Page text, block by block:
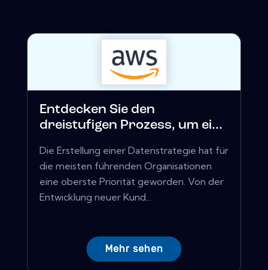
Entdecken Sie den
dreistufigen Prozess, um ei...
Die Erstellung einer Datenstrategie hat für
die meisten führenden Organisationen
eine oberste Priorität geworden. Von der
Entwicklung neuer Kund...
Mehr sehen